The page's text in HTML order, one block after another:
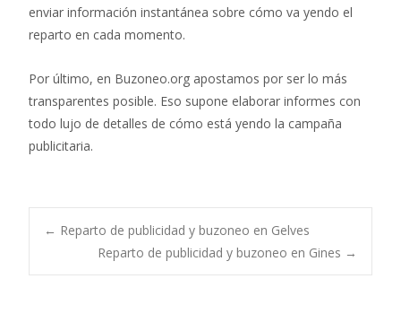
enviar información instantánea sobre cómo va yendo el
reparto en cada momento.
Por último, en Buzoneo.org apostamos por ser lo más
transparentes posible. Eso supone elaborar informes con
todo lujo de detalles de cómo está yendo la campaña
publicitaria.
Post
← Reparto de publicidad y buzoneo en Gelves
Reparto de publicidad y buzoneo en Gines →